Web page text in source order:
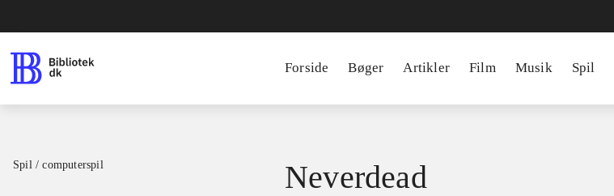
Forside Bøger Artikler Film Musik Spil
Spil / computerspil Neverdead